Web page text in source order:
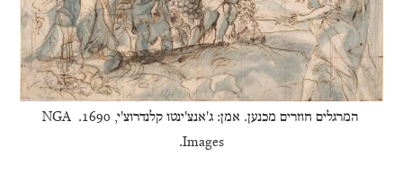
המרגלים חוזרים מכנען. אמן: ג'אנצ'ינטו קלנדרוצ'י, 1690. NGA
Images.